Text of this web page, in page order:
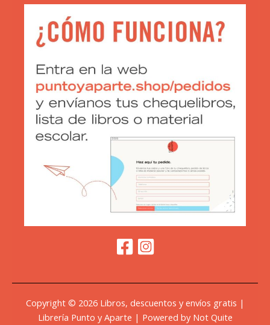
Copyright © 2026 Libros, descuentos y envíos gratis |
Librería Punto y Aparte | Powered by Not Quite